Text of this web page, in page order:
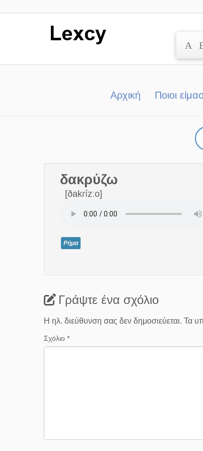
Α
Αρχική Ποιοι
δακρύζω
[ðakɾízːo]
Ρήμα
Γράψτε ένα σχόλιο
Η ηλ. διεύθυνση σας δεν δημοσιεύεται. Τα
Σχόλιο *